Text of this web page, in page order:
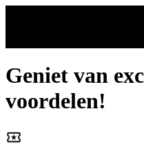
Geniet van
voordelen!